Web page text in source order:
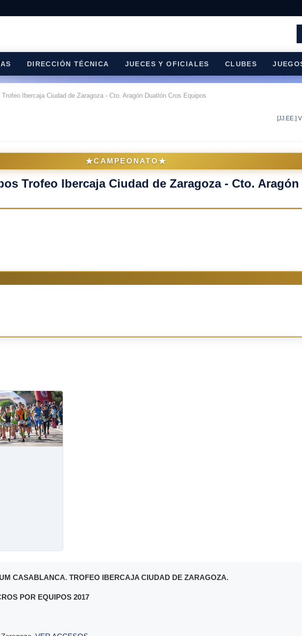
DIRECCIÓN TÉCNICA JUECES Y OFICIALES CLUBES
Ibercaja Ciudad de Zaragoza - Cto. Aragón Duatlón Cros Equipos
[JJ.EE.]
★CAMPEONATO★
Trofeo Ibercaja Ciudad de Zaragoza - Cto.
CASABLANCA. TROFEO IBERCAJA CIUDAD DE ZARAGOZA.
POR EQUIPOS 2017